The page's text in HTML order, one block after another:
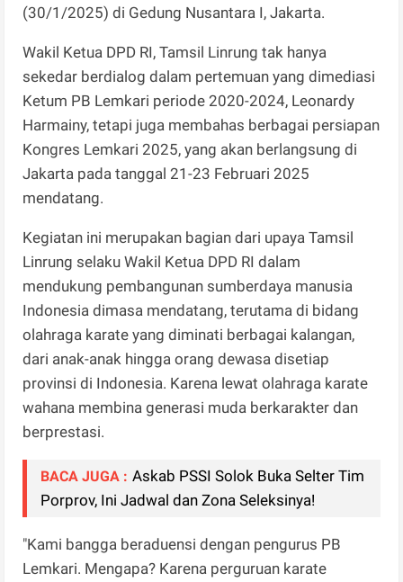
(30/1/2025) di Gedung Nusantara I, Jakarta.
Wakil Ketua DPD RI, Tamsil Linrung tak hanya
sekedar berdialog dalam pertemuan yang dimediasi
Ketum PB Lemkari periode 2020-2024, Leonardy
Harmainy, tetapi juga membahas berbagai persiapan
Kongres Lemkari 2025, yang akan berlangsung di
Jakarta pada tanggal 21-23 Februari 2025
mendatang.
Kegiatan ini merupakan bagian dari upaya Tamsil
Linrung selaku Wakil Ketua DPD RI dalam
mendukung pembangunan sumberdaya manusia
Indonesia dimasa mendatang, terutama di bidang
olahraga karate yang diminati berbagai kalangan,
dari anak-anak hingga orang dewasa disetiap
provinsi di Indonesia. Karena lewat olahraga karate
wahana membina generasi muda berkarakter dan
berprestasi.
BACA JUGA : Askab PSSI Solok Buka Selter Tim
Porprov, Ini Jadwal dan Zona Seleksinya!
"Kami bangga beraduensi dengan pengurus PB
Lemkari. Mengapa? Karena perguruan karate